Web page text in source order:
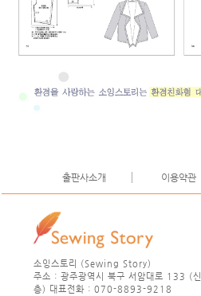
출판사소개 이용약관
소잉스토리 (Sewing Story)
주소 : 광주광역시 북구 서암대로 133 (
층) 대표전화 : 070-8893-9218